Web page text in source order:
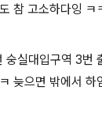
참 고소하다잉 ㅋ
숭실대입구역 3번
늦으면 밖에서 하